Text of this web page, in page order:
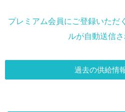
プレミアム会員にご登録いただ
ルが自動送信さ
過去の供給情